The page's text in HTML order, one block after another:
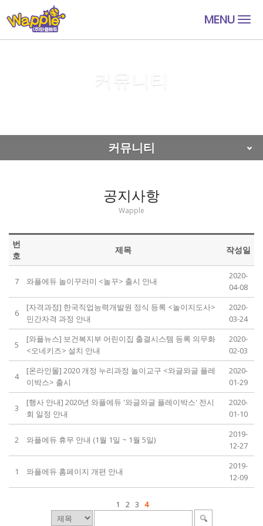
MENU
커뮤니티
커뮤니티
공지사항
Wapple
번
호
제목 작성일
7 와플에듀 놀이꾸러미 <놀꾸> 출시 안내
2020-
04-08
6
[자격과정] 한국직업능력개발원 정식 등록 <놀이지도사>
민간자격 과정 안내
2020-
03-24
5
[와플뉴스] 보건복지부 어린이집 출결시스템 등록 의무화
<오네키즈> 설치 안내
2020-
02-03
4
[온라인몰] 2020 개정 누리과정 놀이교구 <와글와글 플레
이박스> 출시
2020-
01-29
3
[행사 안내] 2020년 와플에듀 '와글와글 플레이박스' 전시
회 일정 안내
2020-
01-10
2 와플에듀 휴무 안내 (1월 1일 ~ 1월 5일)
2019-
12-27
1 와플에듀 홈페이지 개편 안내
2019-
12-09
1 2 3 4